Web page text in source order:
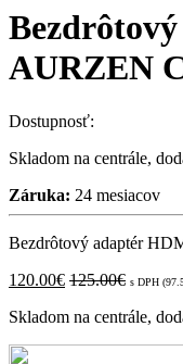
AURZEN
Dostupnosť:
Skladom na centrále,
Záruka: 24 mesiacov
Bezdrôtový adaptér
120.00€ 125.00€ s DPH (
Skladom na centrále,